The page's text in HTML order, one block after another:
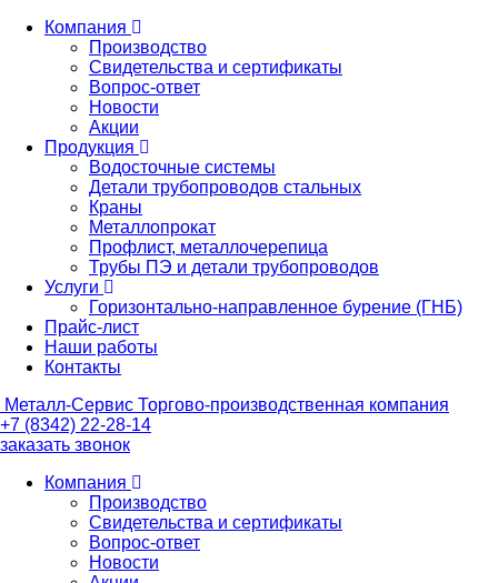
Компания
Производство
Свидетельства и сертификаты
Вопрос-ответ
Новости
Акции
Продукция
Водосточные системы
Детали трубопроводов стальных
Краны
Металлопрокат
Профлист, металлочерепица
Трубы ПЭ и детали трубопроводов
Услуги
Горизонтально-направленное бурение (ГНБ)
Прайс-лист
Наши работы
Контакты
Металл-Сервис Торгово-производственная компания
+7 (8342) 22-28-14
заказать звонок
Компания
Производство
Свидетельства и сертификаты
Вопрос-ответ
Новости